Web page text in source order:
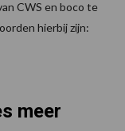
CWS en boco te
hierbij zijn:
meer